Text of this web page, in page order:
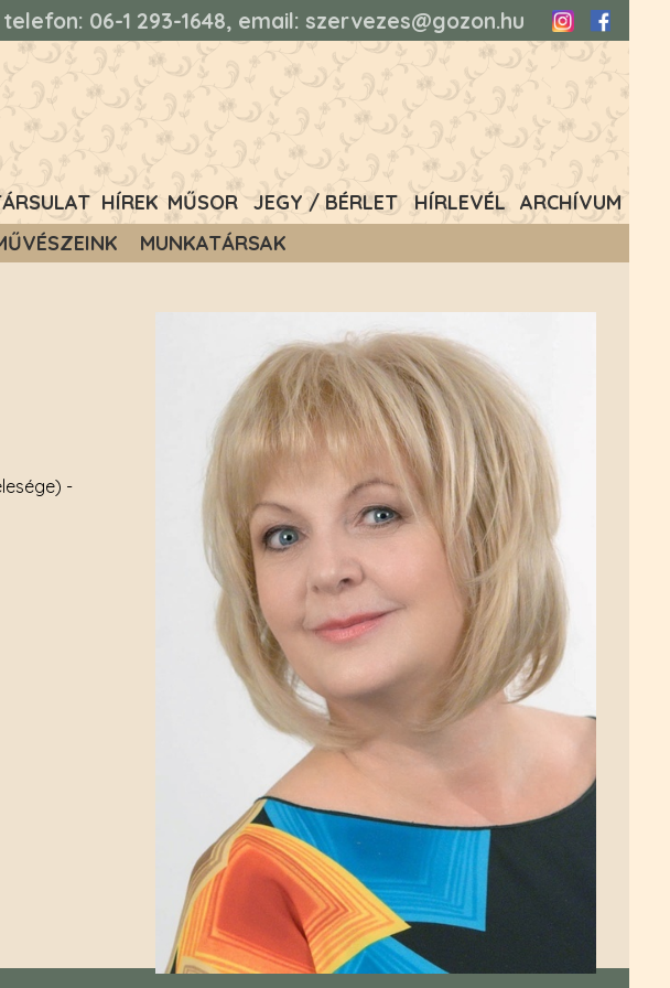
telefon: 06-1 293-1648, email: szervezes@gozon.hu InstagramFacebook
MUNKATÁRSAK
HÍREK MŰSOR JEGY / BÉRLET HÍRLEVÉL ARCHÍVUM
-